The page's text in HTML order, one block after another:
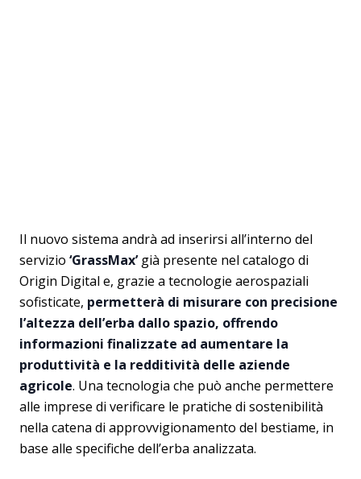
Il nuovo sistema andrà ad inserirsi all’interno del
servizio ‘GrassMax’già presente nel catalogo di
Origin Digital e, grazie a tecnologie aerospaziali
sofisticate, permetterà di misurare con precisione
l’altezza dell’erba dallo spazio, offrendo
informazioni finalizzate ad aumentare la
produttività e la redditività delle aziende
agricole. Una tecnologia che può anche permettere
alle imprese di verificare le pratiche di sostenibilità
nella catena di approvvigionamento del bestiame, in
base alle specifiche dell’erba analizzata.